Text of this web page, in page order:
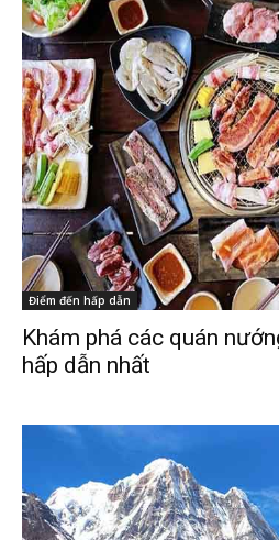
Điểm đến hấp dẫn
Khám phá các quán
hấp dẫn nhất